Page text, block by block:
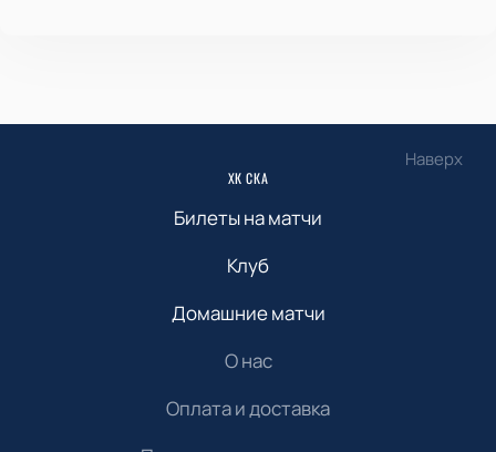
Наверх
ХК СКА
Билеты на матчи
Клуб
Домашние матчи
О нас
Оплата и доставка